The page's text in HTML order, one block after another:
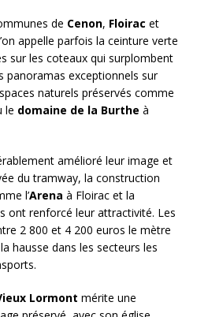
de Cenon, Floirac et
appelle parfois la ceinture verte
sur les coteaux qui surplombent
panoramas exceptionnels sur
naturels préservés comme
le domaine de la Burthe à
amélioré leur image et
du tramway, la construction
l’Arena à Floirac et la
ont renforcé leur attractivité. Les
2 800 et 4 200 euros le mètre
hausse dans les secteurs les
Lormont mérite une